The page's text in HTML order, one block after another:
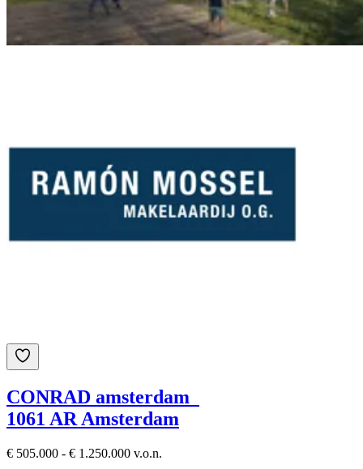
CONRAD amsterdam
1061 AR Amsterdam
€ 505.000 - € 1.250.000 v.o.n.